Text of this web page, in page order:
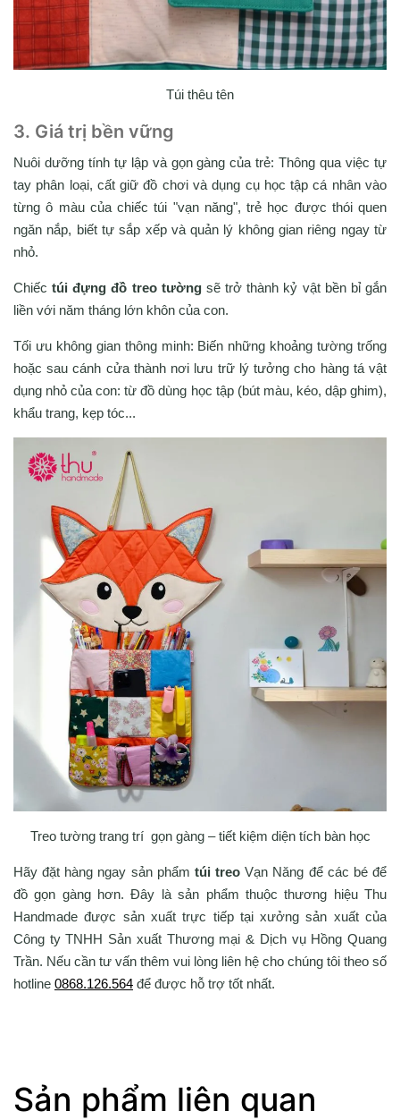
Túi thêu tên
3. Giá trị bền vững
Nuôi dưỡng tính tự lập và gọn gàng của trẻ: Thông qua việc tự
tay phân loại, cất giữ đồ chơi và dụng cụ học tập cá nhân vào
từng ô màu của chiếc túi "vạn năng", trẻ học được thói quen
ngăn nắp, biết tự sắp xếp và quản lý không gian riêng ngay từ
nhỏ.
Chiếctúi đựng đồ treo tườngsẽ trở thành kỷ vật bền bỉ gắn
liền với năm tháng lớn khôn của con.
Tối ưu không gian thông minh: Biến những khoảng tường trống
hoặc sau cánh cửa thành nơi lưu trữ lý tưởng cho hàng tá vật
dụng nhỏ của con: từ đồ dùng học tập (bút màu, kéo, dập ghim),
khẩu trang, kẹp tóc...
Treo tường trang trí gọn gàng – tiết kiệm diện tích bàn học
Hãy đặt hàng ngay sản phẩm túi treo Vạn Năng để các bé để
đồ gọn gàng hơn. Đây là sản phẩm thuộc thương hiệu Thu
Handmade được sản xuất trực tiếp tại xưởng sản xuất của
Công ty TNHH Sản xuất Thương mại & Dịch vụ Hồng Quang
Trần. Nếu cần tư vấn thêm vui lòng liên hệ cho chúng tôi theo số
hotline 0868.126.564 để được hỗ trợ tốt nhất.
Sản phẩm liên quan